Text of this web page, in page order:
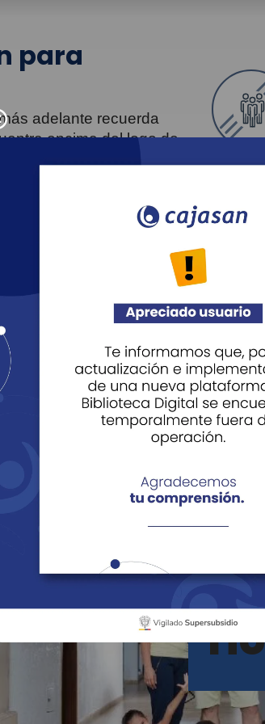
para
adelante recuerda
encima del logo de
Agéndate
Recreación Educación